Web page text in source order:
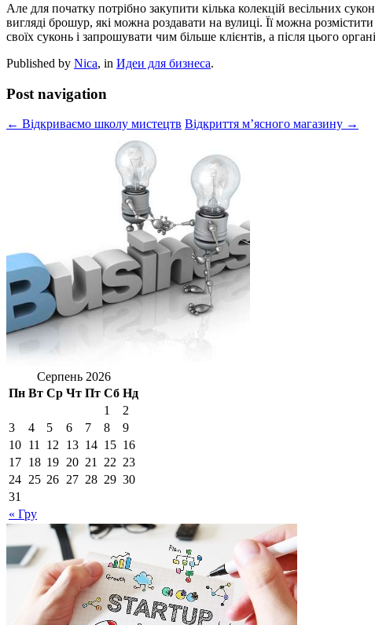
Але для початку потрібно закупити кілька колекцій весільних
вигляді брошур, які можна роздавати на вулиці. Її можна
своїх суконь і запрошувати чим більше клієнтів, а після цього
Published by Nica, in Идеи для бизнеса.
Post navigation
← Відкриваємо школу мистецтв Відкриття м’ясного магазину →
Серпень 2026
Пн Вт Ср Чт Пт Сб Нд
« Гру
1
2
3
4 5 6 7 8
9
10 11 12 13 14 15 16
17 18 19 20 21 22 23
24 25 26 27 28 29 30
31